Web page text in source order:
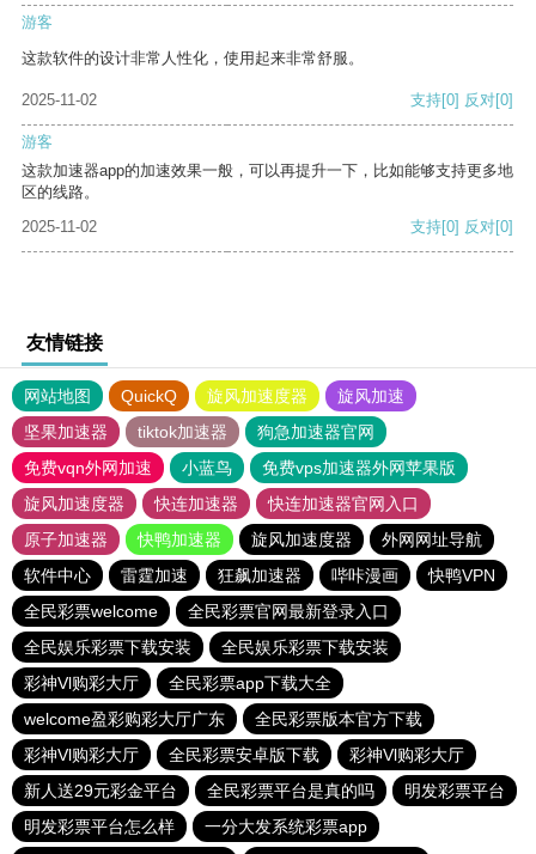
游客
这款软件的设计非常人性化，使用起来非常舒服。
2025-11-02 支持[0] 反对[0]
游客
这款加速器app的加速效果一般，可以再提升一下，比如能够支持更多地
区的线路。
2025-11-02
支持[0] 反对[0]
友情链接
网站地图 QuickQ 旋风加速度器
旋风加速
坚果加速器
tiktok加速器
狗急加速器官网
免费vqn外网加速
小蓝鸟
免费vps加速器外网苹果版
旋风加速度器
快连加速器
快连加速器官网入口
原子加速器
快鸭加速器 旋风加速度器
外网网址导航
软件中心
雷霆加速 狂飙加速器 哔咔漫画
快鸭VPN
全民彩票welcome
全民彩票官网最新登录入口
全民娱乐彩票下载安装
全民娱乐彩票下载安装
彩神Vl购彩大厅
全民彩票app下载大全
welcome盈彩购彩大厅广东
全民彩票版本官方下载
彩神Vl购彩大厅
全民彩票安卓版下载
彩神Vl购彩大厅
新人送29元彩金平台
全民彩票平台是真的吗
明发彩票平台
明发彩票平台怎么样
一分大发系统彩票app